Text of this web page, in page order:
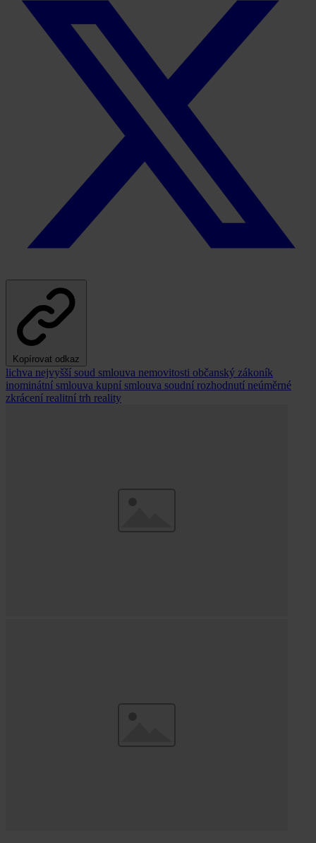
Kopírovat odkaz
lichva nejvyšší soud smlouva nemovitosti občanský zákoník
inominátní smlouva kupní smlouva soudní rozhodnutí neúměrné
zkrácení realitní trh reality